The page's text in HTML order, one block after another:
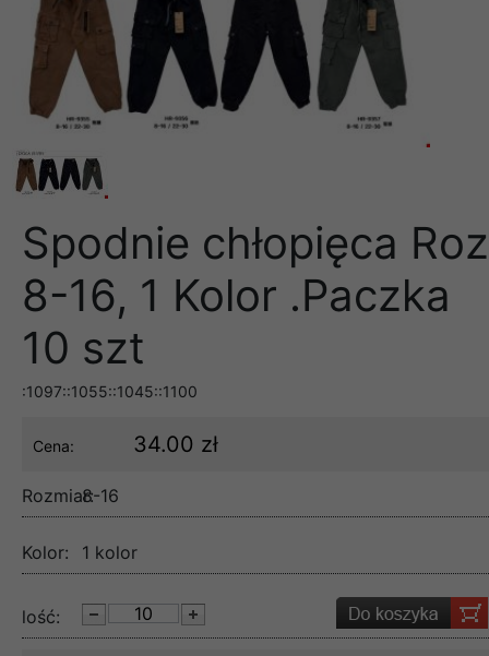
Spodnie chłopięca Roz
8-16, 1 Kolor .Paczka
10 szt
:1097::1055::1045::1100
Cena: 34.00 zł
Rozmiar:8-16
Kolor: 1 kolor
lość: